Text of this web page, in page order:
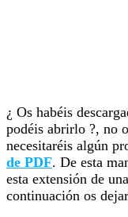
¿ Os habéis
podéis abrirlo ?, no
necesitaréis algún
de PDF. De esta
esta extensión de
continuación os